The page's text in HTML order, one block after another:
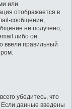
или
отображается в
сообщение,
не получено,
либо он
ввели правильный
убедитесь, что
Если данные введены